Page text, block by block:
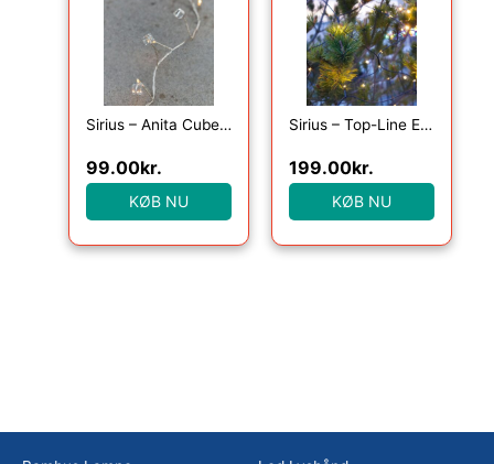
Sirius – Anita Cube, 20LED, Klar, 1,05+25cm
99.00kr.
KØB NU
Sirius – Top-Line Energy Net Supplementsæt 100L
199.00kr.
KØB NU